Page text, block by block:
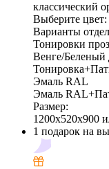
классический
Выберите цвет:
Варианты
Тонировки
Венге/Беленый
Эмаль RAL
Эмаль
Размер:
1200x520x900
1 подарок на